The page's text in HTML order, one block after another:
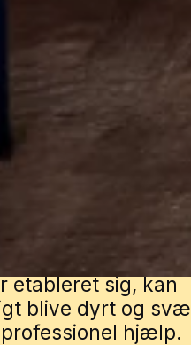
kender
et problem
omfattende
og
boligen. De larmer
stærk lugt og
og installationer.
etableret sig, kan
blive dyrt og
hjælp.